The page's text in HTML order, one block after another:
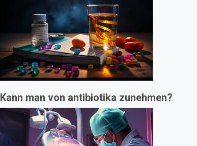
Kann man von antibiotika zunehmen?